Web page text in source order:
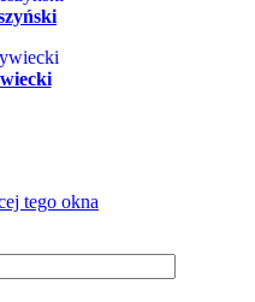
tego okna